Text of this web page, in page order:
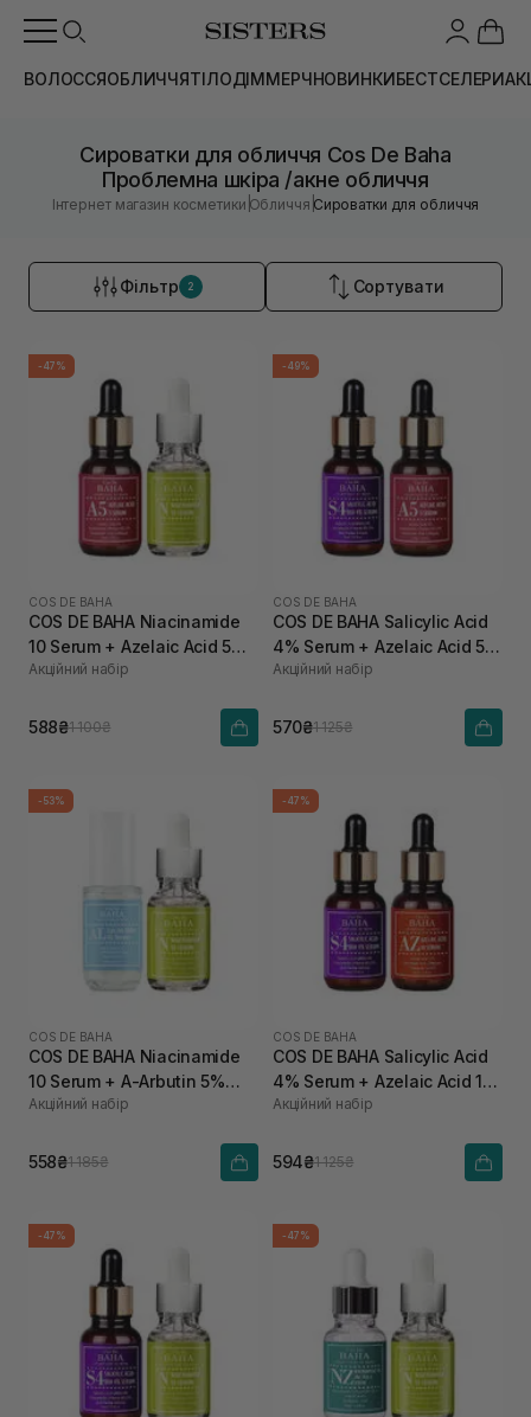
ВОЛОССЯОБЛИЧЧЯТІЛОДІММЕРЧНОВИНКИБЕСТСЕЛЕРИ
Сироватки для обличчя Cos De Baha
Проблемна шкіра /акне обличчя
Інтернет магазин косметики |Обличчя |Сироватки для обличчя
Фільтр 2 Сортувати
-47%
COS DE BAHA
COS DE BAHA Niacinamide
10 Serum + Azelaic Acid 5
Serum
Акційний набір
588₴1 100₴
-49%
COS DE BAHA
COS DE BAHA Salicylic Acid
4% Serum + Azelaic Acid 5
Serum
Акційний набір
570₴1 125₴
-53%
COS DE BAHA
COS DE BAHA Niacinamide
10 Serum + A-Arbutin 5%
Licorice AL
Акційний набір
558₴1 185₴
-47%
COS DE BAHA
COS DE BAHA Salicylic Acid
4% Serum + Azelaic Acid 10
Serum
Акційний набір
594₴1 125₴
-47% -47%